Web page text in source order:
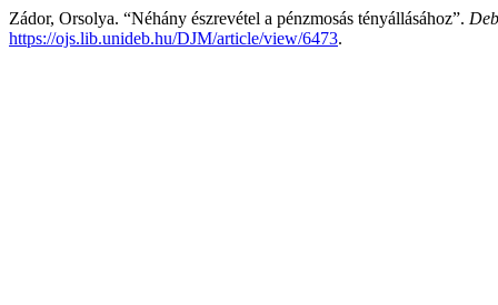
Zádor, Orsolya. “Néhány észrevétel a pénzmosás tényállásához”.
https://ojs.lib.unideb.hu/DJM/article/view/6473.